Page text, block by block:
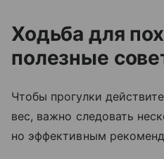
Ходьба для
полезные
Чтобы прогулки
вес, важно следовать
но эффективным